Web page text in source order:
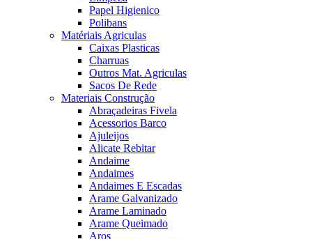
Papel Higienico
Polibans
Matériais Agriculas
Caixas Plasticas
Charruas
Outros Mat. Agriculas
Sacos De Rede
Materiais Construção
Abraçadeiras Fivela
Acessorios Barco
Ajuleijos
Alicate Rebitar
Andaime
Andaimes
Andaimes E Escadas
Arame Galvanizado
Arame Laminado
Arame Queimado
Aros